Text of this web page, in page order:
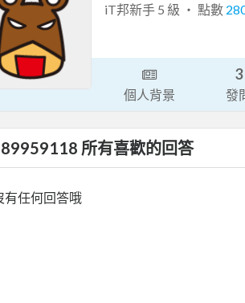
iT邦新手 5 級 ‧ 點數
個人背景
3
發
所有喜歡的回答
有任何回答哦